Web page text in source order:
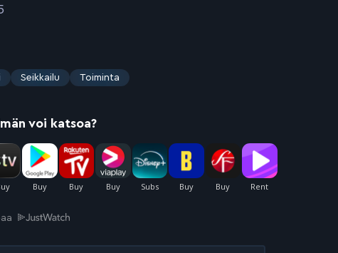
Seikkailu Toiminta
voi katsoa?